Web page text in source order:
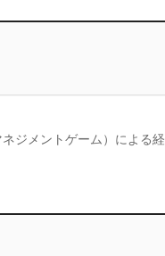
ジメントゲーム）による